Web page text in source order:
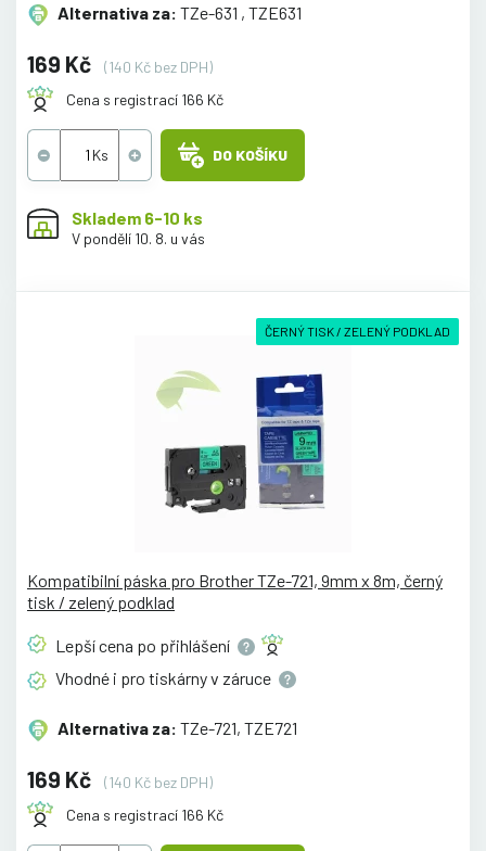
Alternativa za: TZe-631 , TZE631
169 Kč
(140 Kč bez DPH)
Cena s registrací 166 Kč
DO KOŠÍKU
Skladem 6-10 ks
V pondělí 10. 8. u vás
ČERNÝ TISK / ZELENÝ PODKLAD
Kompatibilní páska pro Brother TZe-721, 9mm x 8m, černý
tisk / zelený podklad
Lepší cena po přihlášení
Vhodné i pro tiskárny v záruce
Alternativa za: TZe-721, TZE721
169 Kč
(140 Kč bez DPH)
Cena s registrací 166 Kč